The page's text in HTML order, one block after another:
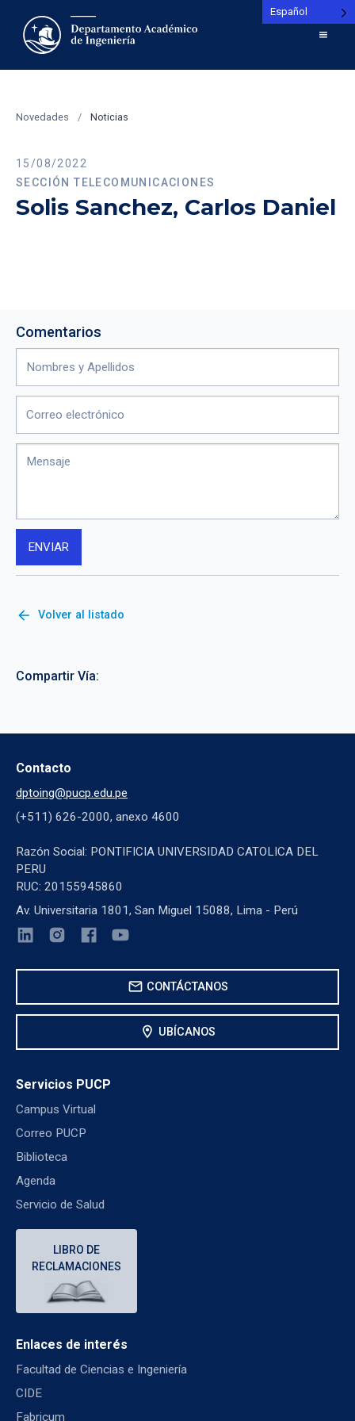
Novedades / Noticias
15/08/2022
SECCIÓN TELECOMUNICACIONES
Solis Sanchez, Carlos Daniel
Comentarios
arrow_back Volver al listado
Compartir Vía:
Contacto
dptoing@pucp.edu.pe
(+511) 626-2000, anexo 4600
Razón Social: PONTIFICIA UNIVERSIDAD CATOLICA DEL
PERU
RUC: 20155945860
Av. Universitaria 1801, San Miguel 15088, Lima - Perú
mail CONTÁCTANOS
location_on UBÍCANOS
Servicios PUCP
Campus Virtual
Correo PUCP
Biblioteca
Agenda
Servicio de Salud
LIBRO DE
RECLAMACIONES
Enlaces de interés
Facultad de Ciencias e Ingeniería
CIDE
Fabricum
Español